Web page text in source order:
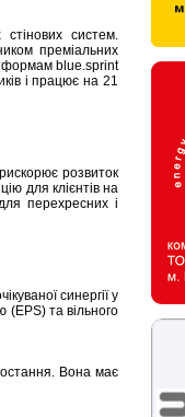
систем.
преміальних
blue.sprint
і працює на 21
розвиток
для клієнтів на
перехресних і
синергії у
(EPS) та вільного
Вона має